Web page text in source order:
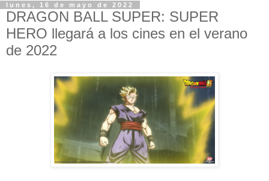
lunes, 16 de mayo de 2022
DRAGON BALL SUPER: SUPER
HERO llegará a los cines en el verano
de 2022